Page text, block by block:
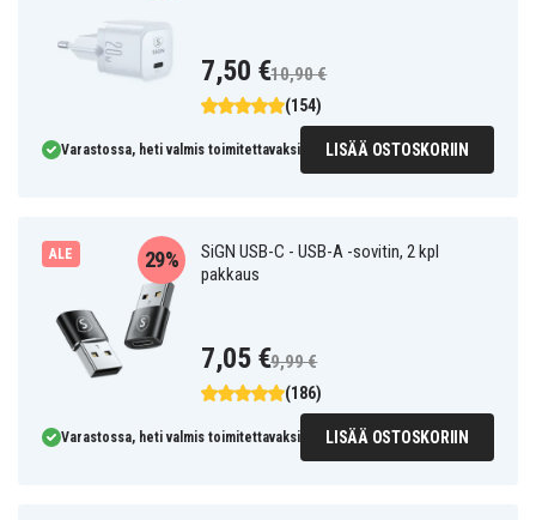
(154)
7,50 €10,90 €
Varastossa, heti valmis toimitettavaksi LISÄÄ OSTOSKORIIN
ALE
SiGN USB-C - USB-A -sovitin, 2 kpl
pakkaus
(186)
29%
7,05 €9,99 €
Varastossa, heti valmis toimitettavaksi LISÄÄ OSTOSKORIIN